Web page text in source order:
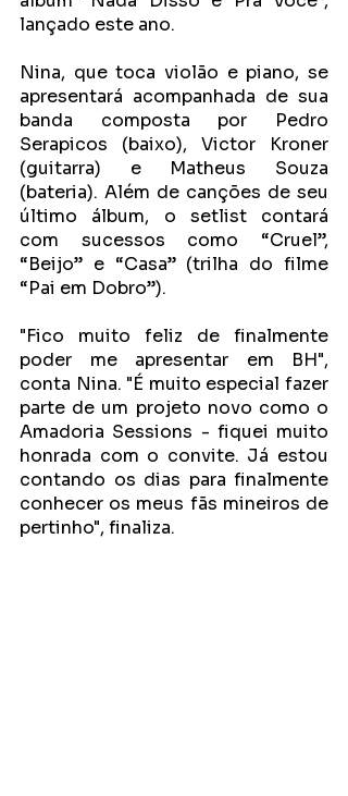
lançado este ano.
Nina, que toca violão e piano, se
apresentará acompanhada de sua
banda composta por Pedro
Serapicos (baixo), Victor Kroner
(guitarra) e Matheus Souza
(bateria). Além de canções de seu
último álbum, o setlist contará
com sucessos como “Cruel”,
“Beijo” e “Casa” (trilha do filme
“Pai em Dobro”).
"Fico muito feliz de finalmente
poder me apresentar em BH",
conta Nina. "É muito especial fazer
parte de um projeto novo como o
Amadoria Sessions - fiquei muito
honrada com o convite. Já estou
contando os dias para finalmente
conhecer os meus fãs mineiros de
pertinho", finaliza.